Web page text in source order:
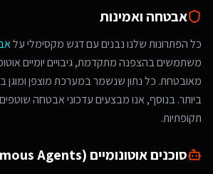
אבטחה ואמינות
כל הפתרונות שלנו נבנים עם דגש מקסימלי על
משתמשים בהצפנה מתקדמת, גיבויים יומיים
מאובטחת. כל נתון שנשמר במערכת מוצפן ומוגן
ביותר. בנוסף, אנו מבצעים עדכוני אבטחה
תקופתיות.
סוכנים אוטונומיים (Autonomous Agents)